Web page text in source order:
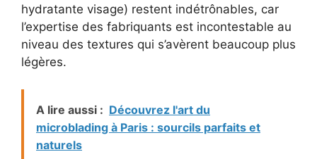
hydratante visage) restent indétrônables, car
l’expertise des fabriquants est incontestable au
niveau des textures qui s’avèrent beaucoup plus
légères.
A lire aussi : Découvrez l'art du
microblading à Paris : sourcils parfaits et
naturels